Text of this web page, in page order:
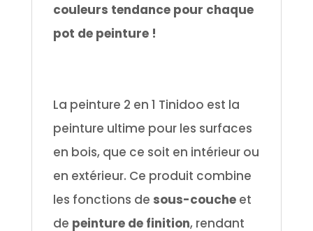
couleurs tendance pour chaque
pot de peinture !
La peinture 2 en 1 Tinidoo est la
peinture ultime pour les surfaces
en bois, que ce soit en intérieur ou
en extérieur. Ce produit combine
les fonctions de sous-coucheet
de peinture de finition, rendant